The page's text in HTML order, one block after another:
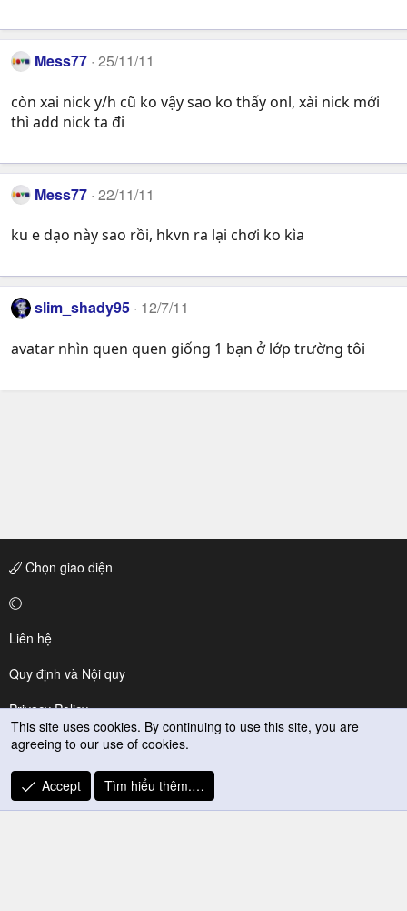
Mess77 25/11/11
còn xai nick y/h cũ ko vậy sao ko thấy onl, xài nick mới
thì add nick ta đi
Mess77 22/11/11
ku e dạo này sao rồi, hkvn ra lại chơi ko kìa
slim_shady95 12/7/11
avatar nhìn quen quen giống 1 bạn ở lớp trường tôi
Chọn giao diện
Liên hệ
Quy định và Nội quy
Privacy Policy
Trợ giúp
R
S
This site uses cookies. By continuing to use this site, you are
agreeing to our use of cookies.
Accept Tìm hiểu thêm.…